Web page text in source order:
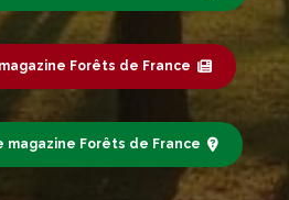
Forêts de France
magazine Forêts de France